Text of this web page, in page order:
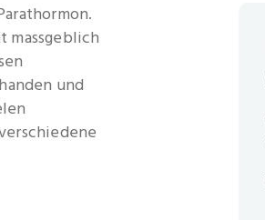
massgeblich
und